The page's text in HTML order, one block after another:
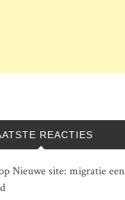
REACTIES
Nieuwe site: migratie een